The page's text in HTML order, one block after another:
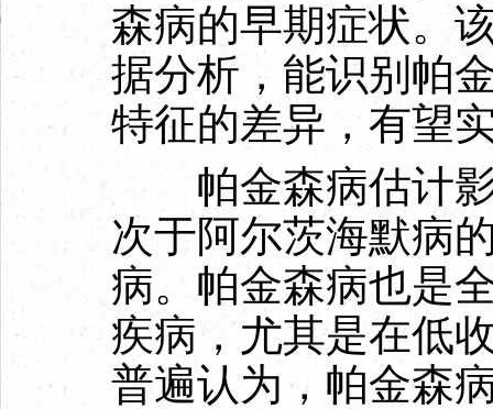
森病的早期症状。
据分析，能识别帕
特征的差异，有望
帕金森病估计影
次于阿尔茨海默病
病。帕金森病也是
疾病，尤其是在低
普遍认为，帕金森